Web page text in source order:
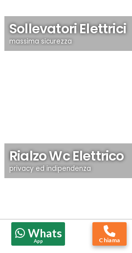
Sollevatori Elettrici
massima sicurezza
Rialzo Wc Elettrico
privacy ed indipendenza
Whats
App Chiama